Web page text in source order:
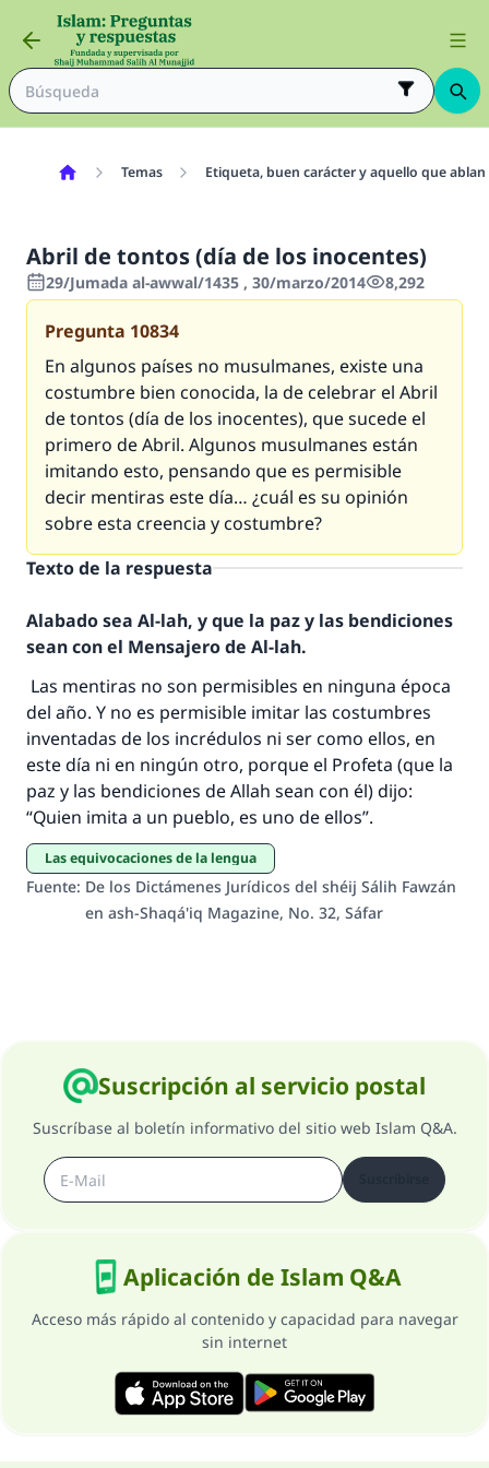
Temas Etiqueta, buen carácter y aquello que
Abril de tontos (día de los inocentes)
29/Jumada al-awwal/1435 , 30/marzo/2014 8,292
Pregunta 10834
En algunos países no musulmanes, existe una
costumbre bien conocida, la de celebrar el Abril
de tontos (día de los inocentes), que sucede el
primero de Abril. Algunos musulmanes están
imitando esto, pensando que es permisible
decir mentiras este día… ¿cuál es su opinión
sobre esta creencia y costumbre?
Texto de la respuesta
Alabado sea Al-lah, y que la paz y las bendiciones
sean con el Mensajero de Al-lah.
Las mentiras no son permisibles en ninguna época
del año. Y no es permisible imitar las costumbres
inventadas de los incrédulos ni ser como ellos, en
este día ni en ningún otro, porque el Profeta (que la
paz y las bendiciones de Allah sean con él) dijo:
“Quien imita a un pueblo, es uno de ellos”.
Las equivocaciones de la lengua
Fuente: De los Dictámenes Jurídicos del shéij Sálih Fawzán
en ash-Shaqá'iq Magazine, No. 32, Sáfar
Suscripción al servicio postal
Suscríbase al boletín informativo del sitio web Islam Q&A.
Aplicación de Islam Q&A
Acceso más rápido al contenido y capacidad para navegar
sin internet
La respuesta no. 110845 salvó un
matrimonio.
Desde la Q hasta la A, su contribución ayuda a
IslamQA.
Profeta ﷺ dijo:
"Una persona que orienta a otros a hacer el
bien obtendrá la misma recompensa que
aquellos que lo realicen."
(MUSLIM, 1893)